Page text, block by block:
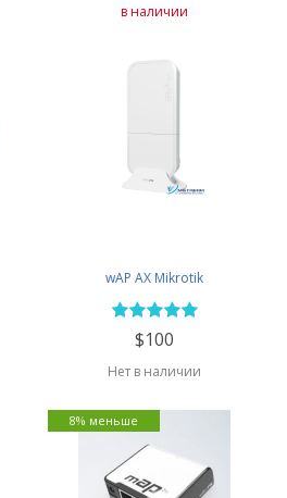
в наличии
wAP AX Mikrotik
$100
Нет в наличии
8% меньше